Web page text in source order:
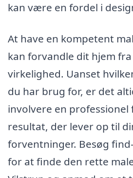
kan være en fordel i
At have en kompetent
kan forvandle dit hjem
virkelighed. Uanset
du har brug for, er det
involvere en professionel
resultat, der lever op til
forventninger. Besøg
for at finde den rette